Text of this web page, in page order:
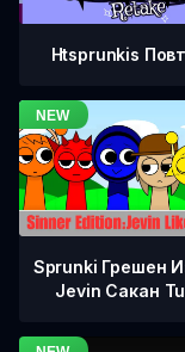
Htsprunkis
Sprunki Грешен
Jevin Сакан